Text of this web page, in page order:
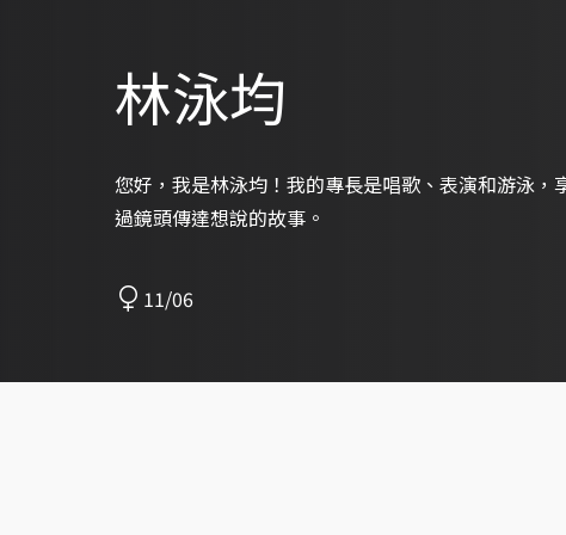
林泳均
您好，我是林泳均！我的專長是唱歌、表演和游泳，
過鏡頭傳達想說的故事。
11/06